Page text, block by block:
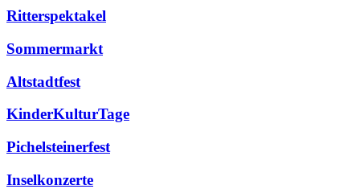
Ritterspektakel
Sommermarkt
Altstadtfest
KinderKulturTage
Pichelsteinerfest
Inselkonzerte